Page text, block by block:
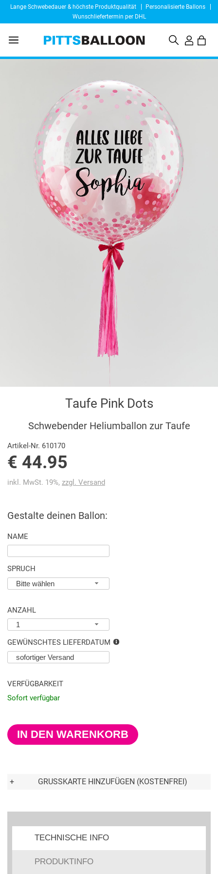
Lange Schwebedauer & höchste Produktqualität
Personalisierte Ballons
Wunschliefertermin per DHL
Taufe Pink Dots
Schwebender Heliumballon zur Taufe
Artikel-Nr. 610170
€ 44.95
inkl. MwSt. 19%, zzgl. Versand
Gestalte deinen Ballon:
NAME
SPRUCH
Bitte wählen
ANZAHL
1
GEWÜNSCHTES LIEFERDATUM
VERFÜGBARKEIT
Sofort verfügbar
IN DEN WARENKORB
+ GRUSSKARTE HINZUFÜGEN (KOSTENFREI)
TECHNISCHE INFO
PRODUKTINFO